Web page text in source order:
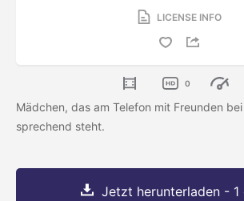
LICENSE INFO
0
Mädchen, das am Telefon mit Freunden
sprechend steht.
Jetzt herunterladen - 1